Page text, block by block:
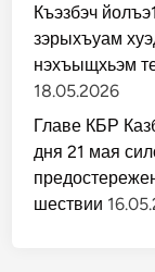
Къэзбэч
зэрыхъуам
нэхъыщхьэм
18.05.2026
Главе КБР
дня 21 мая
шествии